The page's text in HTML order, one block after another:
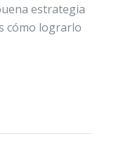
estrategia
cómo lograrlo